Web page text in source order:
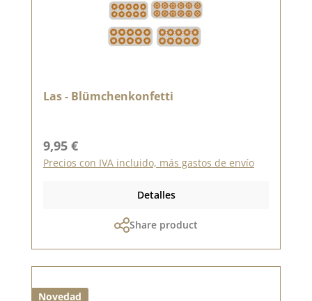
Las - Blümchenkonfetti
Precio normal:
9,95 €
Precios con IVA incluido, más gastos de envío
Detalles
Share product
Novedad